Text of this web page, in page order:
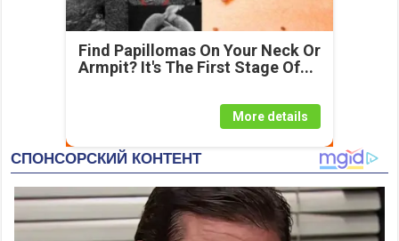
Find Papillomas On Your Neck Or
Armpit? It's The First Stage Of...
More details